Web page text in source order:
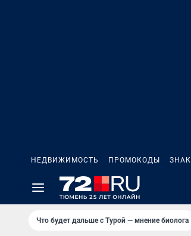
НЕДВИЖИМОСТЬ ПРОМОКОДЫ
Что будет дальше с Турой — мнение биолога